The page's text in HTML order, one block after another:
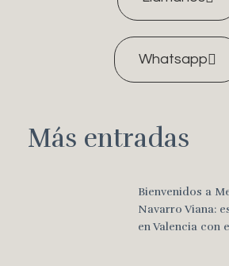
Whatsapp
Más entradas
Bienvenidos a
Navarro Viana:
en Valencia con